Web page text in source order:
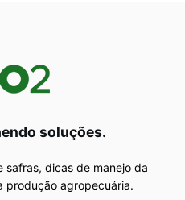
soluções.
safras, dicas de manejo da
produção agropecuária.